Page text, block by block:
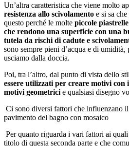
Un’altra caratteristica che viene molto
resistenza allo scivolamento e si sa
questo perché le molte piccole
che rendono una superficie con una
tutela da rischi di cadute e
sono sempre pieni d’acqua e di umidità,
usciamo dalla doccia.
Poi, tra l’altro, dal punto di vista dello
essere utilizzati per creare motivi con
motivi geometrici e qualsiasi disegno
Ci sono diversi fattori che influenzano
pavimento del bagno con mosaico
Per quanto riguarda i vari fattori ai
titolo di questa seconda parte e che